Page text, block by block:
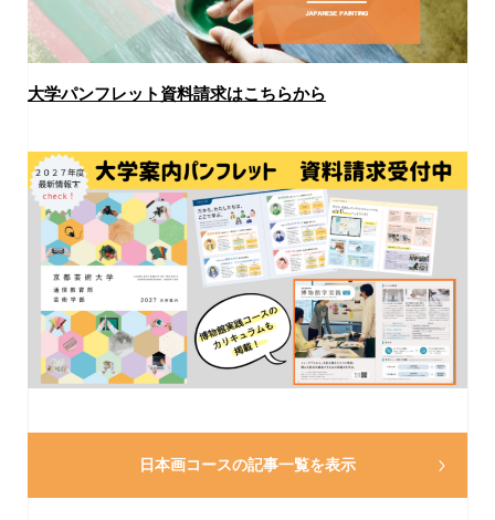
大学パンフレット資料請求はこちらから
日本画コースの記事一覧を表示